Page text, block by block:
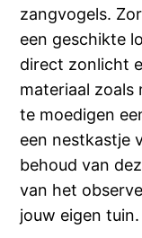
zangvogels.
een geschikte
direct zonlicht
materiaal zoals
te moedigen
een nestkastje
behoud van
van het
jouw eigen tuin.